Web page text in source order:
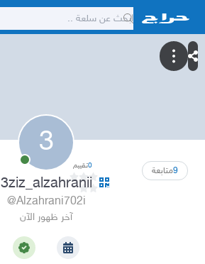
3
9متابعة 0تقييم
3ziz_alzahranii
@Alzahrani702i
آخر ظهور الآن